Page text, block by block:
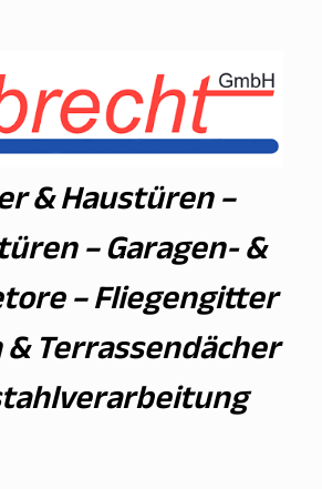
& Haustüren –
– Garagen- &
– Fliegengitter
Terrassendächer